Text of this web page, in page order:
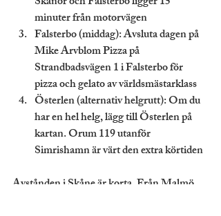
minuter från motorvägen
Falsterbo (middag): Avsluta dagen på
Mike Arvblom Pizza på
Strandbadsvägen 1 i Falsterbo för
pizza och gelato av världsmästarklass
Österlen (alternativ helgrutt): Om du
har en hel helg, lägg till Österlen på
kartan. Orum 119 utanför
Simrishamn är värt den extra körtiden
Avstånden i Skåne är korta. Från Malmö